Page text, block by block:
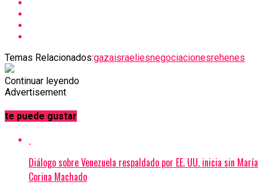
Temas Relacionados:gazaisraeliesnegociacionesrehenes
Continuar leyendo
Advertisement
te puede gustar
Diálogo sobre Venezuela respaldado por EE. UU. inicia sin María
Corina Machado